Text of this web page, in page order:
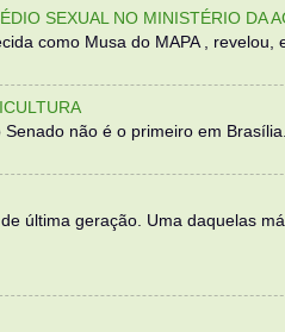
SEXUAL NO MINISTÉRIO DA
como Musa do MAPA , revelou,
não é o primeiro em
última geração. Uma daquelas